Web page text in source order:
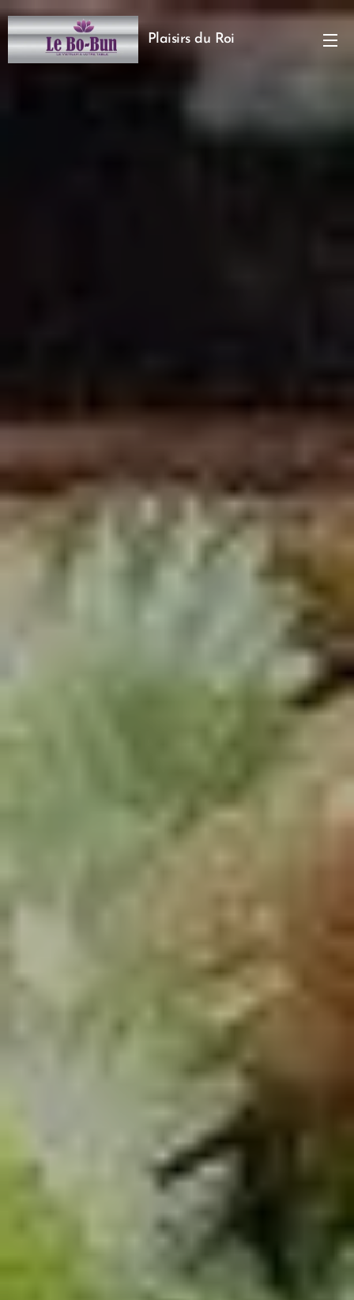
Plaisirs du Roi